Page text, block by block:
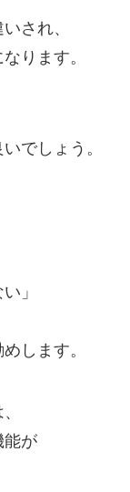
され、
ります。
でしょう。
」
します。
能が